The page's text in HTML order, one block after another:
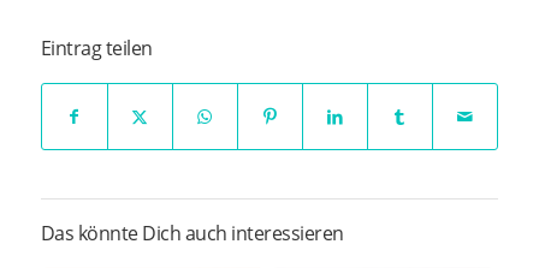
Eintrag teilen
Das könnte Dich auch interessieren